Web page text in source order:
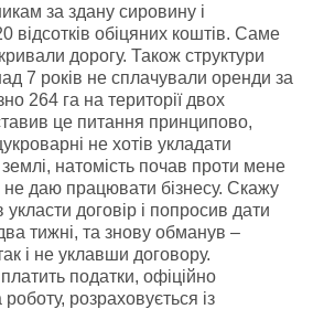
за здану сировину і
відсотків обіцяних коштів. Саме
дорогу. Також структури
7 років не сплачували оренди за
264 га на території двох
це питання принципово,
не хотів укладати
натомість почав проти мене
даю працювати бізнесу. Скажу
укласти договір і попросив дати
тижні, та знову обманув –
і не уклавши договору.
податки, офіційно
розраховується із